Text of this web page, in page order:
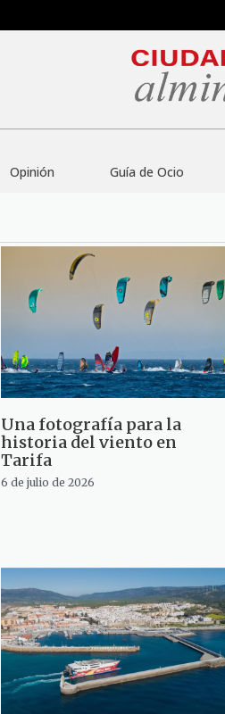
Opinión Guía de Ocio
Una fotografía para la
historia del viento en
Tarifa
6 de julio de 2026